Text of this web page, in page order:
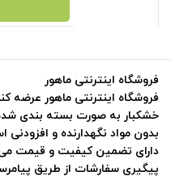
فروشگاه اینترنتی ماهور
فروشگاه اینترنتی ماهور عرضه
خشکبار به صورت بسته بندی شده
بدون مواد نگهدارنده و
دارای تضمین کیفیت و قیمت می
پیگیری سفارشات از طریق پیامرسان